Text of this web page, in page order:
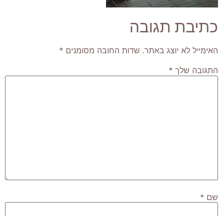
כתיבת תגובה
האימייל לא יוצג באתר. שדות החובה מסומנים *
התגובה שלך *
שם *